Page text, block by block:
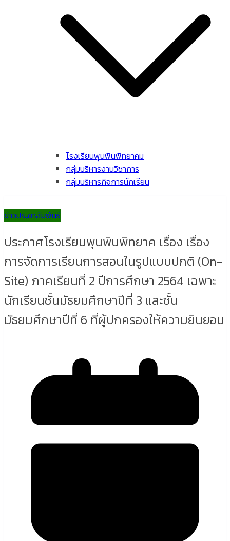
โรงเรียนพุนพินพิทยาคม
กลุ่มบริหารงานวิชาการ
กลุ่มบริหารกิจการนักเรียน
ข่าวประชาสัมพันธ์
ประกาศโรงเรียนพุนพินพิทยาค เรื่อง เรื่อง
การจัดการเรียนการสอนในรูปแบบปกติ (On-
Site) ภาคเรียนที่ 2 ปีการศึกษา 2564 เฉพาะ
นักเรียนชั้นมัธยมศึกษาปีที่ 3 และชั้น
มัธยมศึกษาปีที่ 6 ที่ผู้ปกครองให้ความยินยอม